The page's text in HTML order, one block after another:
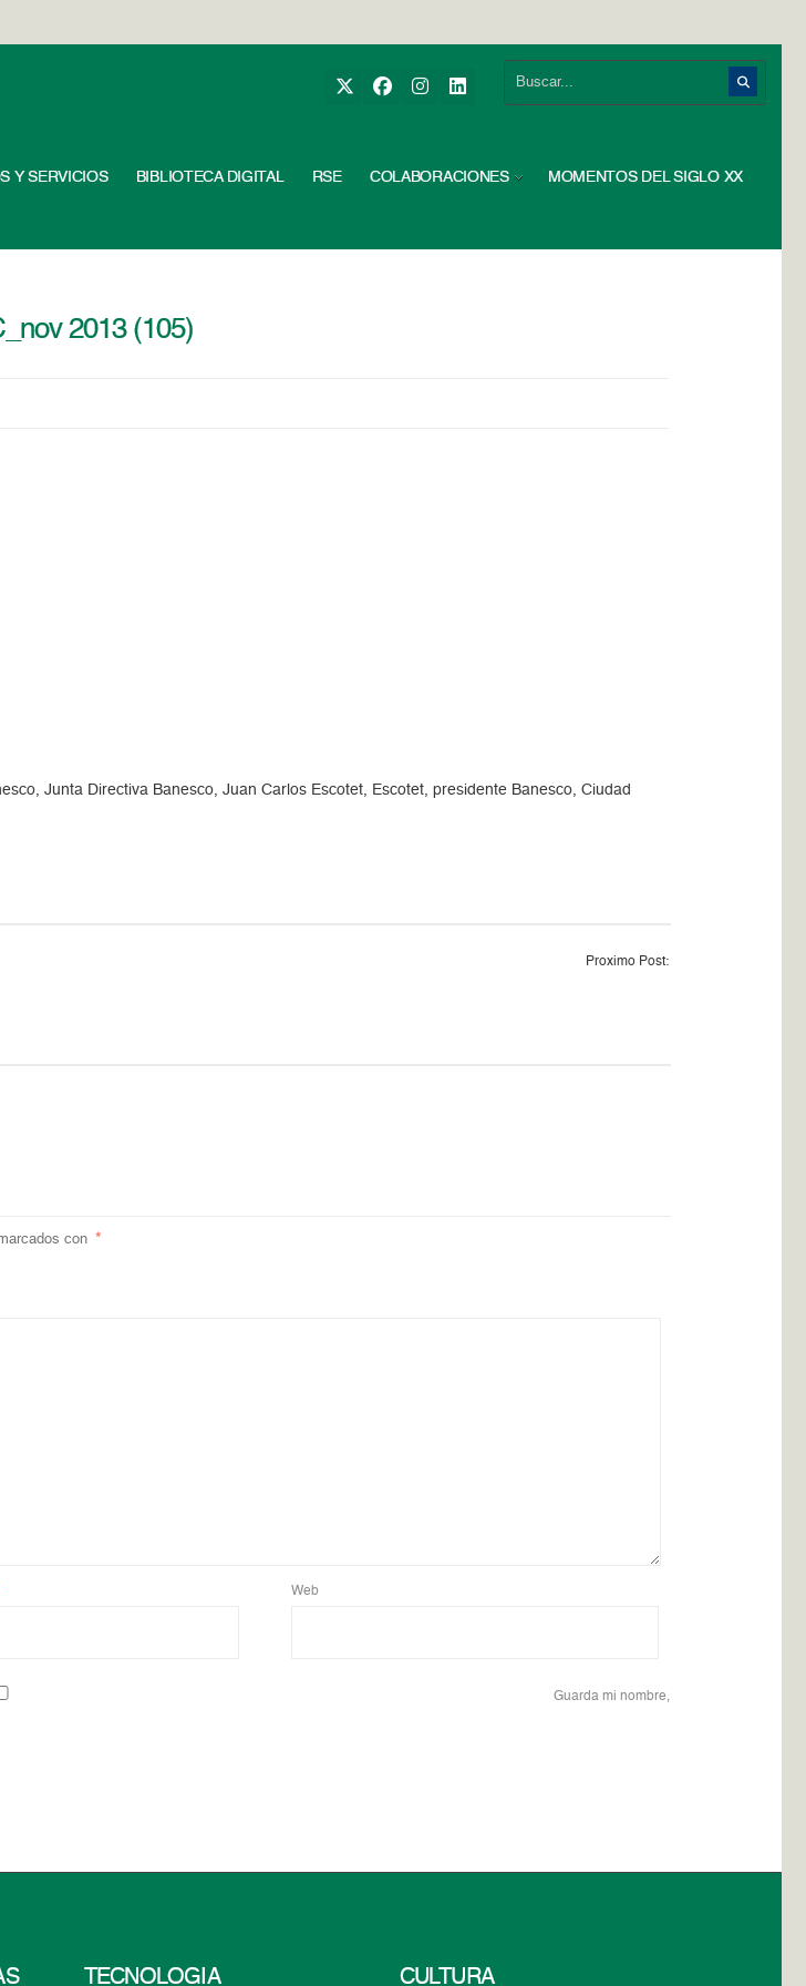
Y SERVICIOS BIBLIOTECA DIGITAL RSE COLABORACIONES MOMENTOS DEL SIGLO XX
2013 (105)
Junta Directiva Banesco, Juan Carlos Escotet, Escotet, presidente Banesco, Ciudad
Proximo Post:
con *
Web
Guarda mi nombre,
TECNOLOGÍA CULTURA